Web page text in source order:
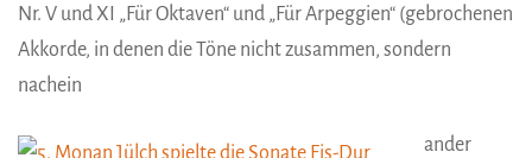
Nr. V und XI „Für Oktaven“ und „Für Arpeggien“ (gebrochenen
Akkorde, in denen die Töne nicht zusammen, sondern
nachein
ander